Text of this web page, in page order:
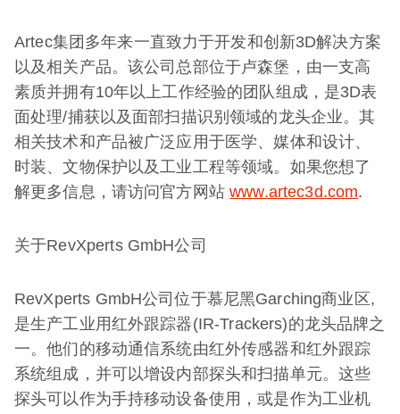
Artec集团多年来一直致力于开发和创新3D解决方案
以及相关产品。该公司总部位于卢森堡，由一支高
素质并拥有10年以上工作经验的团队组成，是3D表
面处理/捕获以及面部扫描识别领域的龙头企业。其
相关技术和产品被广泛应用于医学、媒体和设计、
时装、文物保护以及工业工程等领域。如果您想了
解更多信息，请访问官方网站www.artec3d.com.
关于RevXperts GmbH公司
RevXperts GmbH公司位于慕尼黑Garching商业区,
是生产工业用红外跟踪器(IR-Trackers)的龙头品牌之
一。他们的移动通信系统由红外传感器和红外跟踪
系统组成，并可以增设内部探头和扫描单元。这些
探头可以作为手持移动设备使用，或是作为工业机